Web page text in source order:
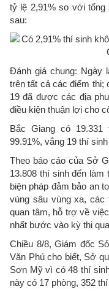
tỷ lệ 2,91% so với
sau:
Đánh giá chung: Ngày
trên tất cả các điểm thi;
19 đã được các địa
điều kiện thuận lợi cho
Bắc Giang có
99.91%, vắng 19 thí
Theo báo cáo của Sở
13.808 thí sinh đến
biện pháp đảm bảo an
vùng sâu vùng xa,
quan tâm, hỗ trợ về
nhất bước vào kỳ thi
Chiều 8/8, Giám đốc
Văn Phú cho biết, Sở
Sơn Mỹ vì có 48 thí
này có 17 phòng, 352